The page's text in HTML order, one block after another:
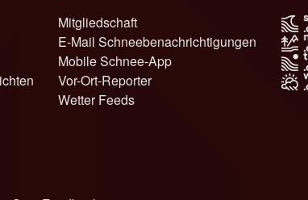
Mitgliedschaft
E-Mail Schneebenachrichtigungen
Mobile Schnee-App
Vor-Ort-Reporter
Wetter Feeds